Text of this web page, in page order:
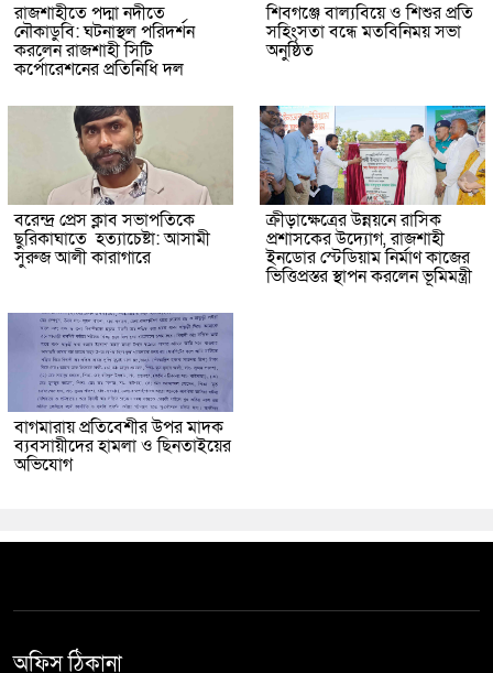
রাজশাহীতে পদ্মা নদীতে
নৌকাডুবি: ঘটনাস্থল পরিদর্শন
করলেন রাজশাহী সিটি
কর্পোরেশনের প্রতিনিধি দল
শিবগঞ্জে বাল্যবিয়ে ও শিশুর প্রতি
সহিংসতা বন্ধে মতবিনিময় সভা
অনুষ্ঠিত
বরেন্দ্র প্রেস ক্লাব সভাপতিকে
ছুরিকাঘাতে হত্যাচেষ্টা: আসামী
সুরুজ আলী কারাগারে
ক্রীড়াক্ষেত্রের উন্নয়নে রাসিক
প্রশাসকের উদ্যোগ, রাজশাহী
ইনডোর স্টেডিয়াম নির্মাণ কাজের
ভিত্তিপ্রস্তর স্থাপন করলেন ভূমিমন্ত্রী
বাগমারায় প্রতিবেশীর উপর মাদক
ব্যবসায়ীদের হামলা ও ছিনতাইয়ের
অভিযোগ
অফিস ঠিকানা